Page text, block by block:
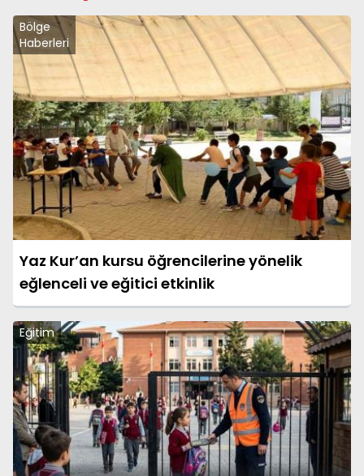
Bölge
Haberleri
Yaz Kur’an kursu öğrencilerine yönelik
eğlenceli ve eğitici etkinlik
Eğitim